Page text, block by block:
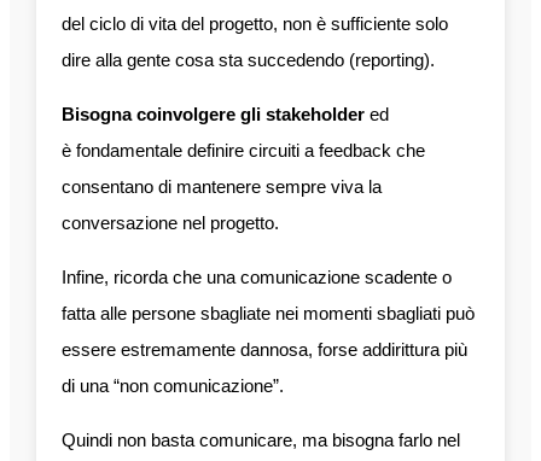
del ciclo di vita del progetto, non è sufficiente solo
dire alla gente cosa sta succedendo (reporting).
Bisogna coinvolgere gli stakeholdered
è fondamentale definire circuiti a feedback che
consentano di mantenere sempre viva la
conversazione nel progetto.
Infine, ricorda che una comunicazione scadente o
fatta alle persone sbagliate nei momenti sbagliati può
essere estremamente dannosa, forse addirittura più
di una “non comunicazione”.
Quindi non basta comunicare, ma bisogna farlo nel